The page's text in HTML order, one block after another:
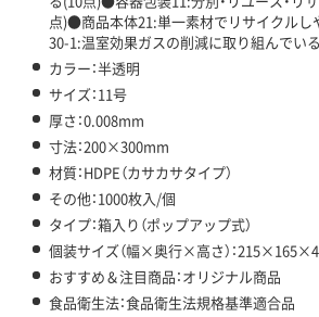
点)●商品本体21:単一素材でリサイクル
30-1:温室効果ガスの削減に取り組んでい
カラー：半透明
サイズ：11号
厚さ：0.008mm
寸法：200×300mm
材質：HDPE（カサカサタイプ）
その他：1000枚入/個
タイプ：箱入り（ポップアップ式）
個装サイズ（幅×奥行×高さ）：
おすすめ＆注目商品：オリジナル商品
食品衛生法：食品衛生法規格基準適合品